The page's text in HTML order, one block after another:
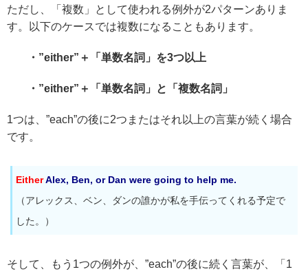
ただし、「複数」として使われる例外が2パターンありま
す。以下のケースでは複数になることもあります。
・”either”＋「単数名詞」を3つ以上
・”either”＋「単数名詞」と「複数名詞」
1つは、”each”の後に2つまたはそれ以上の言葉が続く場合
です。
EitherAlex, Ben, or Dan were going to help me.
（アレックス、ベン、ダンの誰かが私を手伝ってくれる予定で
した。）
そして、もう1つの例外が、”each”の後に続く言葉が、「1